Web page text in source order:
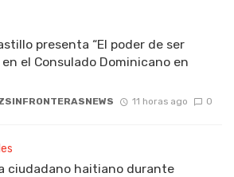
presenta “El poder de ser
en el Consulado Dominicano en
11 horas ago 0
ciudadano haitiano durante